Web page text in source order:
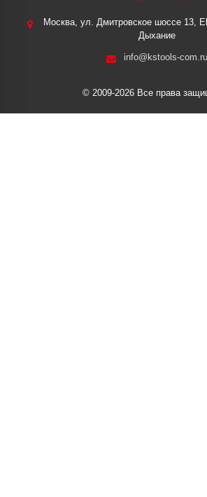
Москва, ул. Дмитровское шоссе 13,
Дыхание
info@kstools-com.ru
© 2009-2026 Все права